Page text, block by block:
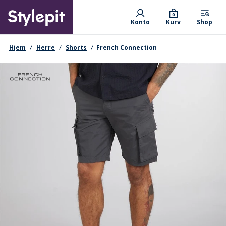
main
content
Primary departments
Konto Kurv
0
Shop
navigationssti
Hjem Herre Shorts French Connection